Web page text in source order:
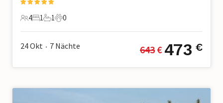
4 Gäste
4
1 Schlafzimmer
1
1 Badezimmer
1
0 Haustiere
0
24 Okt • 7 Nächte 643 € 473 €